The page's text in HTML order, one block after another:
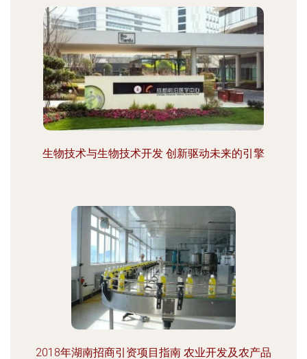
生物技术与生物技术开发 创新驱动未来的引擎
2018年湖南招商引资项目指南 农业开发及农产品